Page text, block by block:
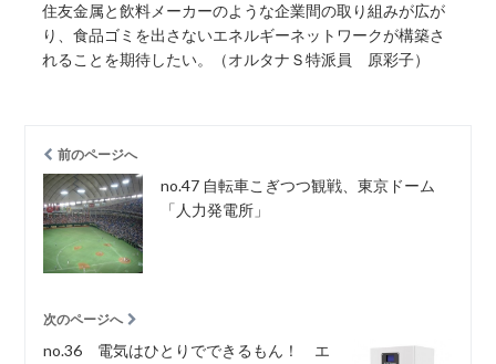
住友金属と飲料メーカーのような企業間の取り組みが広が
り、食品ゴミを出さないエネルギーネットワークが構築さ
れることを期待したい。（オルタナＳ特派員 原彩子）
前のページへ
no.47 自転車こぎつつ観戦、東京ドーム
「人力発電所」
次のページへ
no.36 電気はひとりでできるもん！ エ